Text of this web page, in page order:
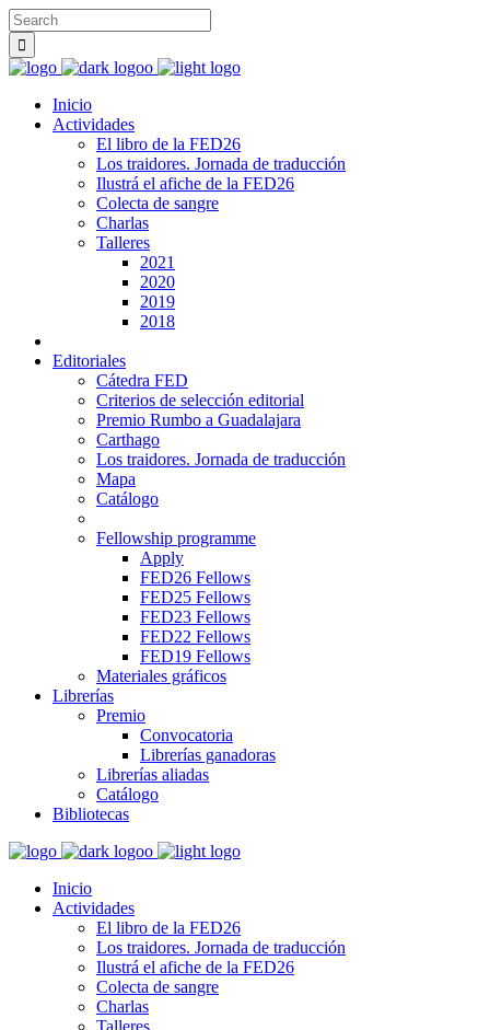
Inicio
Actividades
El libro de la FED26
Los traidores. Jornada de traducción
Ilustrá el afiche de la FED26
Colecta de sangre
Charlas
Talleres
2021
2020
2019
2018
Editoriales
Cátedra FED
Criterios de selección editorial
Premio Rumbo a Guadalajara
Carthago
Los traidores. Jornada de traducción
Mapa
Catálogo
Fellowship programme
Apply
FED26 Fellows
FED25 Fellows
FED23 Fellows
FED22 Fellows
FED19 Fellows
Materiales gráficos
Librerías
Premio
Convocatoria
Librerías ganadoras
Librerías aliadas
Catálogo
Bibliotecas
Inicio
Actividades
El libro de la FED26
Los traidores. Jornada de traducción
Ilustrá el afiche de la FED26
Colecta de sangre
Charlas
Talleres